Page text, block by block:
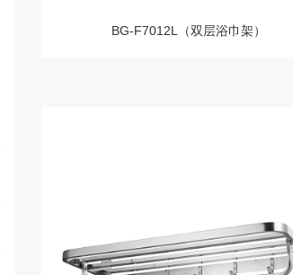
BG-F7012L（双层浴巾架）